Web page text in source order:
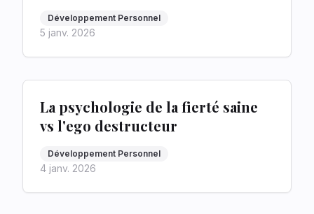
Développement Personnel
5 janv. 2026
La psychologie de la fierté saine
vs l'ego destructeur
Développement Personnel
4 janv. 2026